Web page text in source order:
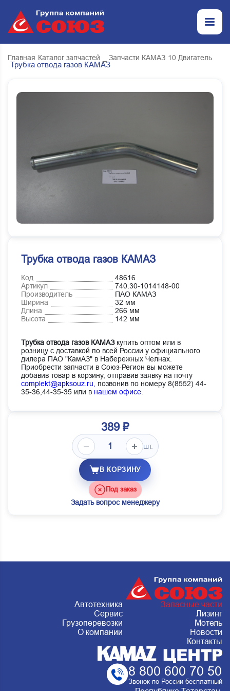
Главная Каталог запчастей _ Запчасти КАМАЗ 10 Двигатель
Трубка отвода газов КАМАЗ
Трубка отвода газов КАМАЗ
Код
48616
Артикул
740.30-1014148-00
Производитель
ПАО КАМАЗ
Ширина
32 мм
Длина
266 мм
Высота
142 мм
Трубка отвода газов КАМАЗкупить оптом или в
розницу с доставкой по всей России у официального
дилера ПАО "КамАЗ" в Набережных Челнах.
Приобрести запчасти в Союз-Регион вы можете
добавив товар в корзину, отправив заявку на почту
complekt@apksouz.ru,
позвонив по номеру 8(8552) 44-
35-36,44-35-35 или в нашем офисе
389 ₽
шт.
В КОРЗИНУ
Под заказ
Задать вопрос менеджеру
Автотехника
Запасные части
Сервис
Лизинг
Грузоперевозки
Мотель
О компании
Новости
Контакты
8 800 600 70 50
Звонок по России бесплатный